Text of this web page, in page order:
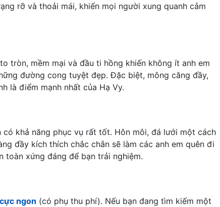
rỡ và thoải mái, khiến mọi người xung quanh cảm
tròn, mềm mại và đầu ti hồng khiến không ít anh em
đường cong tuyệt đẹp. Đặc biệt, mông căng đầy,
là điểm mạnh nhất của Hạ Vy.
khả năng phục vụ rất tốt. Hôn môi, đá lưới một cách
đầy kích thích chắc chắn sẽ làm các anh em quên đi
toàn xứng đáng để bạn trải nghiệm.
ngon (có phụ thu phí). Nếu bạn đang tìm kiếm một